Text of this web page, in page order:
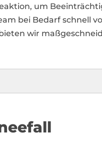
um
bei Bedarf schnell
wir